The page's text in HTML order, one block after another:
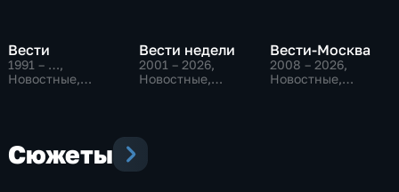
Вести
1991 – …,
Новостные,
Вести недели
2001 – 2026,
Новостные,
Вести-Москва
2008 – 2026,
Новостные,
Сюжеты